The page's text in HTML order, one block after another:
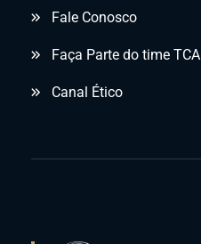
Fale Conosco
Faça Parte do time TCA
Canal Ético